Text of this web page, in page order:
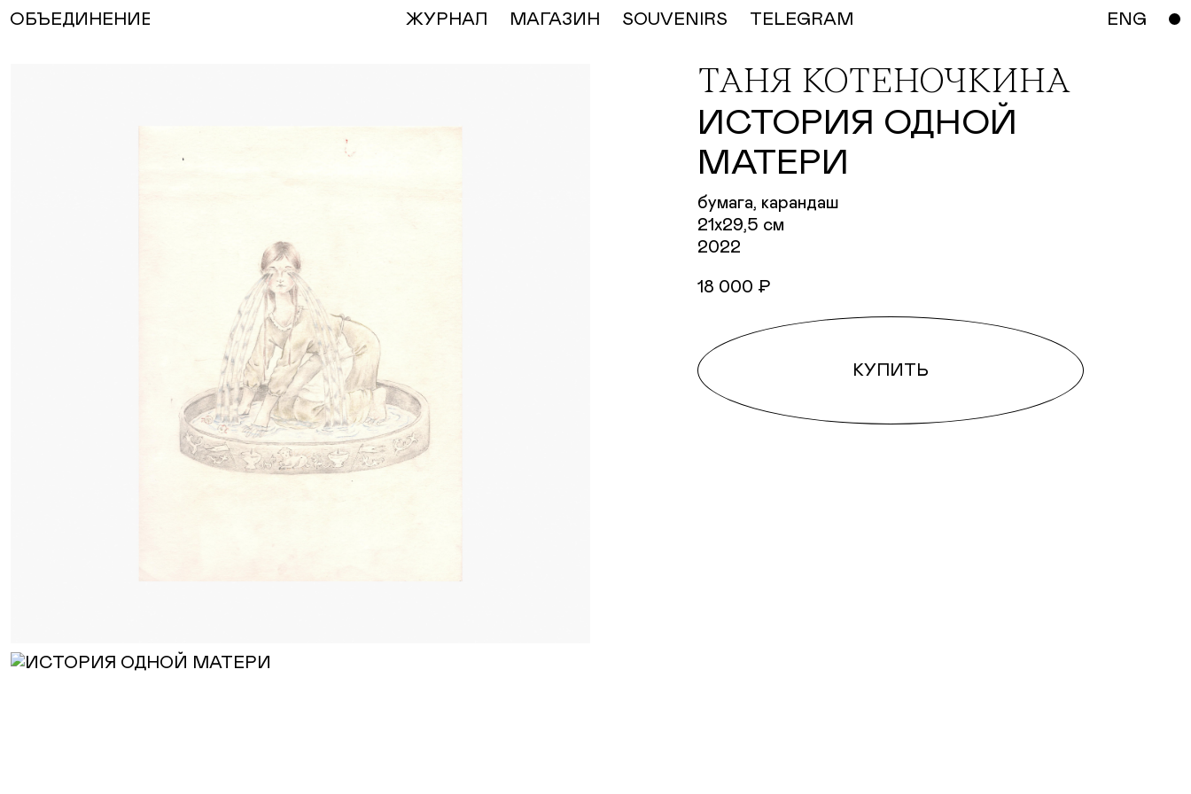
ОБЪЕДИНЕНИЕ ЖУРНАЛ МАГАЗИН SOUVENIRS TELEGRAM ENG
ТАНЯ КОТЕНОЧКИНА
ИСТОРИЯ ОДНОЙ
МАТЕРИ
бумага, карандаш
21х29,5 см
2022
18 000 ₽
КУПИТЬ